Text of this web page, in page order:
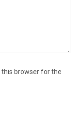
this browser for the